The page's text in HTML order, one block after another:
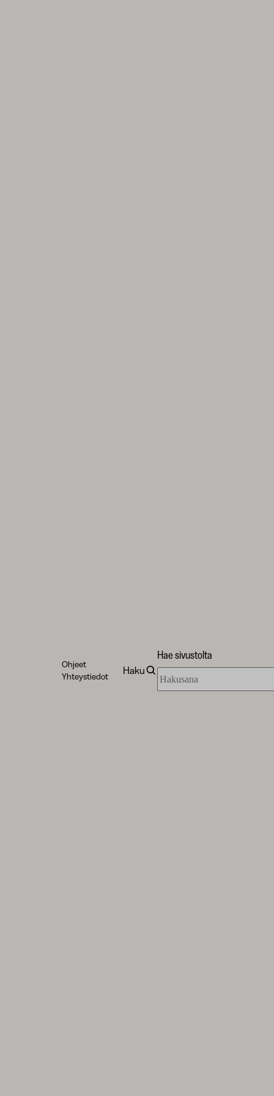
Ohjeet
Yhteystiedot
Haku
Hae sivustolta
sivustolta